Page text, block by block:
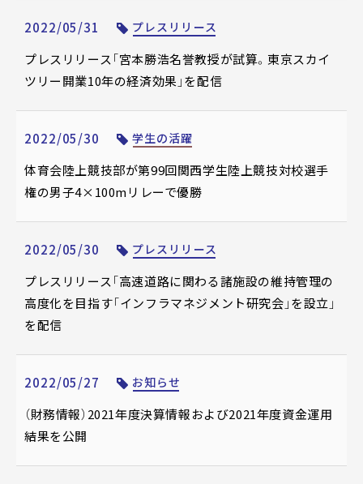
2022/05/31 プレスリリース
プレスリリース「宮本勝浩名誉教授が試算。東京スカイ
ツリー開業10年の経済効果」を配信
2022/05/30 学生の活躍
体育会陸上競技部が第99回関西学生陸上競技対校選手
権の男子4×100mリレーで優勝
2022/05/30 プレスリリース
プレスリリース「高速道路に関わる諸施設の維持管理の
高度化を目指す「インフラマネジメント研究会」を設立」
を配信
2022/05/27 お知らせ
（財務情報）2021年度決算情報および2021年度資金運用
結果を公開